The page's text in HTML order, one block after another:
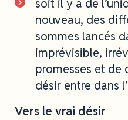
soit il y a de
nouveau, des
sommes lancés
imprévisible,
promesses et de
désir entre dans
Vers le vrai désir